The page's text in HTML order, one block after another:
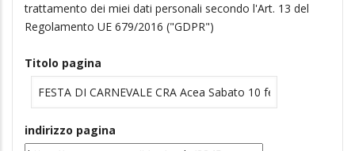
trattamento dei miei dati personali secondo l'Art. 13 del
Regolamento UE 679/2016 ("GDPR")
Titolo pagina
indirizzo pagina